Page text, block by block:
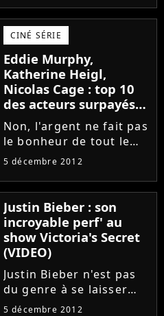
promotion de son
album "Futur" dans les
bacs depuis le 26
novembre dernier, le
Duc de Boulogne a
fait...
CINÉ SÉRIE
Eddie Murphy,
Katherine Heigl,
Nicolas Cage : top 10
des acteurs surpayés
d'Hollywood
Non, l'argent ne fait pas
le bonheur de tout le
monde. C'est ce que
avec son nouveau
classement. Après nous
avoir présenté les stars
des séries les mieux
payées...
5 décembre 2012
Justin Bieber : son
incroyable perf' au
show Victoria's Secret
(VIDEO)
Justin Bieber n'est pas
du genre à se laisser
distraire par les jolies
5 décembre 2012